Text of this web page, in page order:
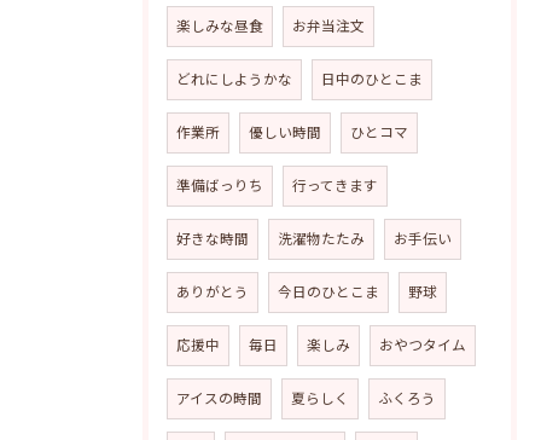
楽しみな昼食 お弁当注文
どれにしようかな 日中のひとこま
作業所 優しい時間 ひとコマ
準備ばっりち 行ってきます
好きな時間 洗濯物たたみ お手伝い
ありがとう 今日のひとこま 野球
応援中 毎日 楽しみ おやつタイム
アイスの時間 夏らしく ふくろう